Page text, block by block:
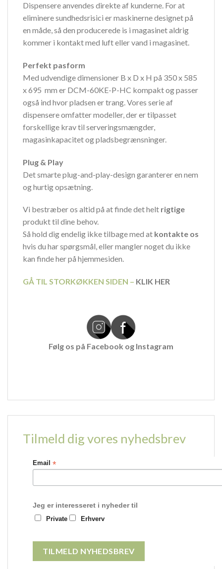
Dispensere anvendes direkte af kunderne. For at
eliminere sundhedsrisici er maskinerne designet på
en måde, så den producerede is i magasinet aldrig
kommer i kontakt med luft eller vand i magasinet.
Perfekt pasform
Med udvendige dimensioner B x D x H på 350 x 585
x 695 mm er DCM-60KE-P-HC kompakt og passer
også ind hvor pladsen er trang. Vores serie af
dispensere omfatter modeller, der er tilpasset
forskellige krav til serveringsmængder,
magasinkapacitet og pladsbegrænsninger.
Plug & Play
Det smarte plug-and-play-design garanterer en nem
og hurtig opsætning.
Vi bestræber os altid på at finde det helt rigtige
produkt til dine behov.
Så hold dig endelig ikke tilbage med at kontakte os
hvis du har spørgsmål, eller mangler noget du ikke
kan finde her på hjemmesiden.
GÅ TIL STORKØKKEN SIDEN – KLIK HER
Følg os på Facebook og Instagram
Tilmeld dig vores nyhedsbrev
Email *
Jeg er interesseret i nyheder til
Private Erhverv